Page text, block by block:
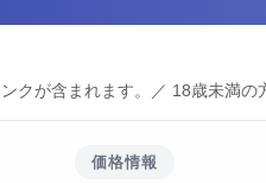
クが含まれます。／ 18歳未満の
価格情報